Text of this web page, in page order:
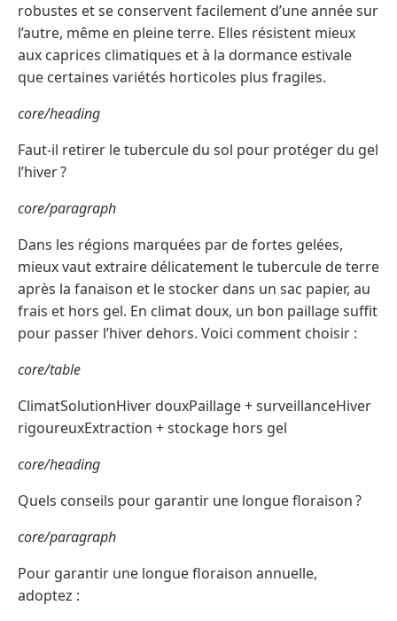
robustes et se conservent facilement d’une année sur
l’autre, même en pleine terre. Elles résistent mieux
aux caprices climatiques et à la dormance estivale
que certaines variétés horticoles plus fragiles.
core/heading
Faut-il retirer le tubercule du sol pour protéger du gel
l’hiver ?
core/paragraph
Dans les régions marquées par de fortes gelées,
mieux vaut extraire délicatement le tubercule de terre
après la fanaison et le stocker dans un sac papier, au
frais et hors gel. En climat doux, un bon paillage suffit
pour passer l’hiver dehors. Voici comment choisir :
core/table
ClimatSolutionHiver douxPaillage + surveillanceHiver
rigoureuxExtraction + stockage hors gel
core/heading
Quels conseils pour garantir une longue floraison ?
core/paragraph
Pour garantir une longue floraison annuelle,
adoptez :